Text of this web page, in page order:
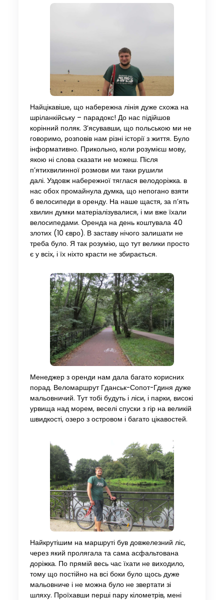
Найцікавіше, що набережна лінія дуже схожа на
шріланкійську – парадокс! До нас підійшов
корінний поляк. З’ясувавши, що польською ми не
говоримо, розповів нам різні історії з життя. Було
інформативно. Прикольно, коли розумієш мову,
якою ні слова сказати не можеш. Після
п’ятихвилинної розмови ми таки рушили
далі. Уздовж набережної тяглася велодоріжка. в
нас обох промайнула думка, що непогано взяти
б велосипеди в оренду. На наше щастя, за п’ять
хвилин думки матеріалізувалися, і ми вже їхали
велосипедами. Оренда на день коштувала 40
злотих (10 євро). В заставу нічого залишати не
треба було. Я так розумію, що тут велики просто
є у всіх, і їх ніхто красти не збирається.
Менеджер з оренди нам дала багато корисних
порад. Веломаршрут Гданськ-Сопот-Гдиня дуже
мальовничий. Тут тобі будуть і ліси, і парки, високі
урвища над морем, веселі спуски з гір на великій
швидкості, озеро з островом і багато цікавостей.
Найкрутішим на маршруті був довжелезний ліс,
через який пролягала та сама асфальтована
доріжка. По прямій весь час їхати не виходило,
тому що постійно на всі боки було щось дуже
мальовниче і не можна було не звертати зі
шляху. Проїхавши перші пару кілометрів, мені